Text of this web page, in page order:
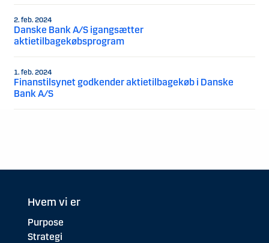
2. feb. 2024
Danske Bank A/S igangsætter
aktietilbagekøbsprogram
1. feb. 2024
Finanstilsynet godkender aktietilbagekøb i Danske
Bank A/S
Hvem vi er
Purpose
Strategi